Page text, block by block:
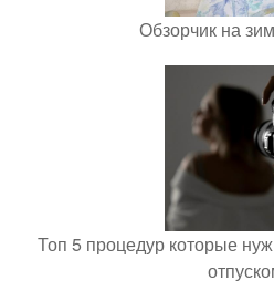
Обзорчик на
Топ 5 процедур которые